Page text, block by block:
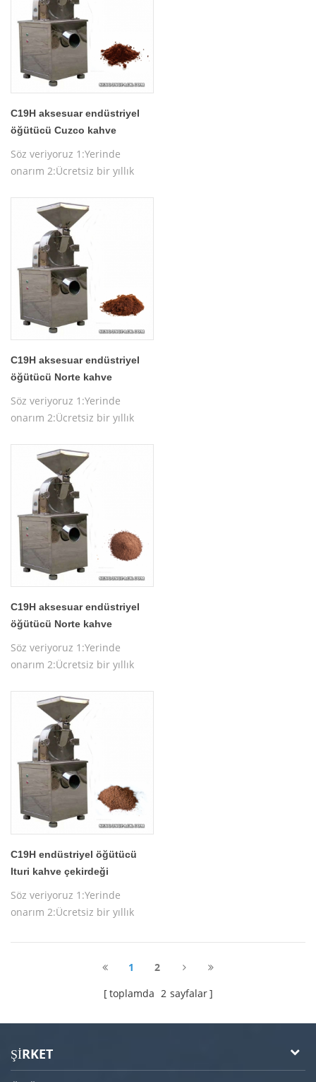
C19H aksesuar endüstriyel
öğütücü Cuzco kahve
Söz veriyoruz 1:Yerinde
onarım 2:Ücretsiz bir yıllık
testi 4:Ücretsiz makine
çalıştırma eğitimi
C19H aksesuar endüstriyel
öğütücü Norte kahve
Söz veriyoruz 1:Yerinde
onarım 2:Ücretsiz bir yıllık
testi 4:Ücretsiz makine
çalıştırma eğitimi
C19H aksesuar endüstriyel
öğütücü Norte kahve
çekirdeği makinesi
Söz veriyoruz 1:Yerinde
onarım 2:Ücretsiz bir yıllık
testi 4:Ücretsiz makine
çalıştırma eğitimi
C19H endüstriyel öğütücü
Ituri kahve çekirdeği
Söz veriyoruz 1:Yerinde
onarım 2:Ücretsiz bir yıllık
testi 4:Ücretsiz makine
1
2
toplamda 2 sayfalar
ŞIRKET